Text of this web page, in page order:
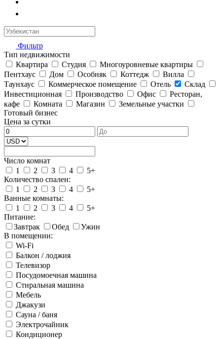
Фильтр
Тип недвижимости
Квартира
Студия
Многоуровневые квартиры
Пентхаус
Дом Особняк Коттедж
Вилла
Таунхаус
Коммерческое помещение Отель
Склад
Инвестиционная
Производство Офис
Ресторан,
кафе
Комната Магазин
Земельные участки
Готовый бизнес
Цена за сутки
Число комнат
1
2 3 4
5+
Количество спален:
1
2 3 4
5+
Ванные комнаты:
1
2 3 4
5+
Питание:
Завтрак
Обед
Ужин
В помещении:
Wi-Fi
Балкон / лоджия
Телевизор
Посудомоечная машина
Стиральная машина
Мебель
Джакузи
Сауна / баня
Электрочайник
Кондиционер